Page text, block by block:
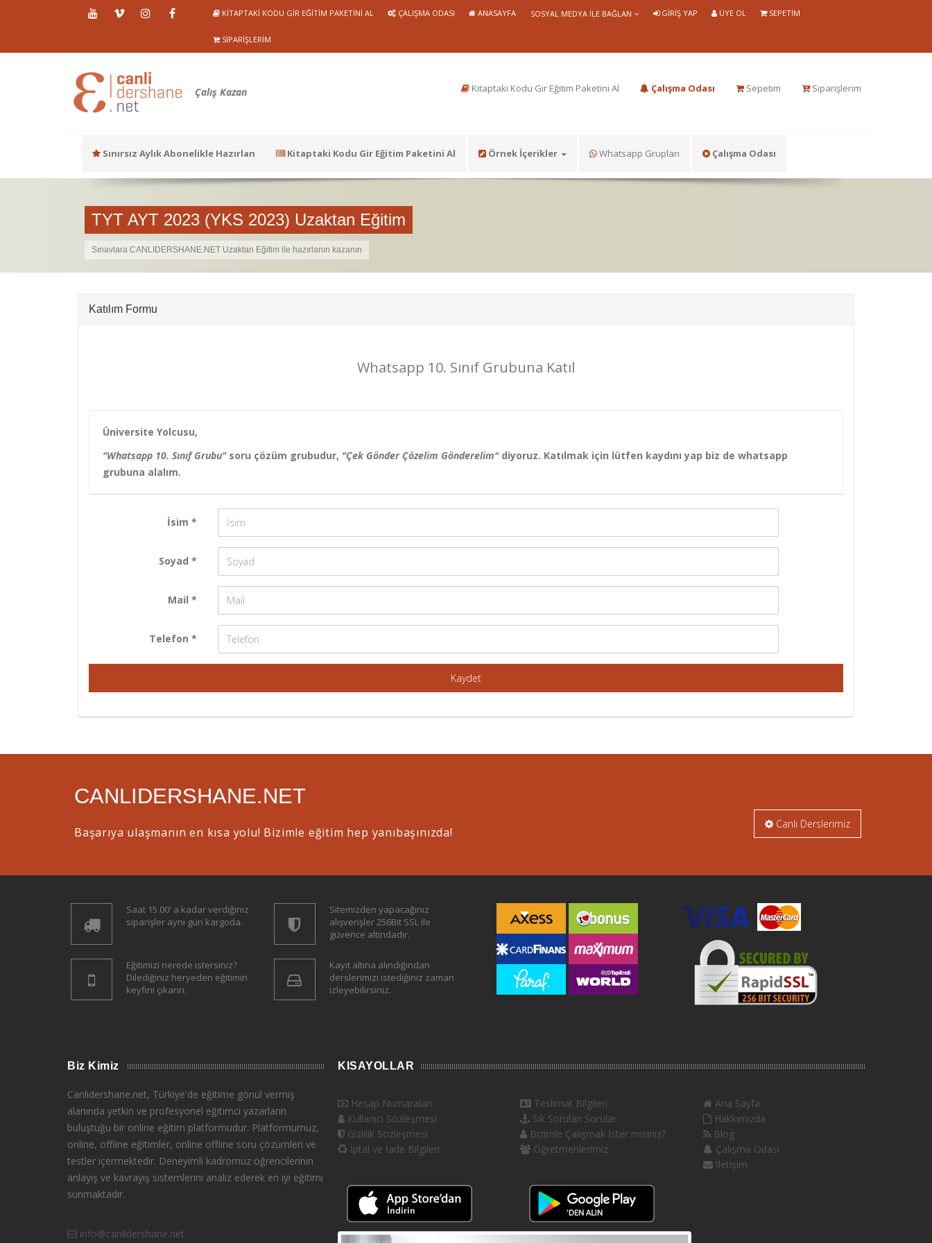
KITAPTAKI KODU GIR EĞITIM PAKETINI AL ÇALIŞMA ODASI ANASAYFA SOSYAL MEDYA ILE BAĞLAN GIRIŞ YAP ÜYE OL SEPETIM
SIPARIŞLERIM
Çalış Kazan Kitaptaki Kodu Gir Eğitim Paketini Al Çalışma Odası Sepetim Siparişlerim
Sınırsız Aylık Abonelikle Hazırlan Kitaptaki Kodu Gir Eğitim Paketini Al Örnek İçerikler Whatsapp Grupları Çalışma Odası
TYT AYT 2023 (YKS 2023) Uzaktan Eğitim
Sınavlara CANLIDERSHANE.NET Uzaktan Eğitim ile hazırlanın kazanın
Katılım Formu
Whatsapp 10. Sınıf Grubuna Katıl
Üniversite Yolcusu,
"Whatsapp 10. Sınıf Grubu"soru çözüm grubudur, "Çek Gönder Çözelim Gönderelim"diyoruz. Katılmak için lütfen kaydını yap biz de whatsapp
grubuna alalım.
İsim *
Soyad *
Mail *
Telefon *
Kaydet
CANLIDERSHANE.NET
Başarıya ulaşmanın en kısa yolu! Bizimle eğitim hep yanıbaşınızda!
Canlı Derslerimiz
Saat 15.00' a kadar verdiğiniz
siparişler aynı gün kargoda.
Sitemizden yapacağınız
alışverişler 256Bit SSL ile
güvence altındadır.
Eğitimizi nerede istersiniz?
Dilediğiniz heryeden eğitimin
keyfini çıkarın.
Kayıt altına alındığından
derslerimizi istediğiniz zaman
izleyebilirsiniz.
Biz Kimiz
Canlidershane.net, Türkiye'de eğitime gönül vermiş
alanında yetkin ve profesyonel eğitimci yazarların
buluştuğu bir online eğitim platformudur. Platformumuz,
online, offline eğitimler, online offline soru çözümleri ve
testler içermektedir. Deneyimli kadromuz öğrencilerinin
anlayış ve kavrayış sistemlerini analiz ederek en iyi eğitimi
sunmaktadır.
info@canlidershane.net
KISAYOLLAR
Hesap Numaraları
Kullanıcı Sözleşmesi
Gizlilik Sözleşmesi
İptal ve İade Bilgileri
Teslimat Bilgileri
Sık Sorulan Sorular
Bizimle Çalışmak İster misiniz?
Öğretmenlerimiz
Ana Sayfa
Hakkımızda
Blog
Çalışma Odası
İletişim